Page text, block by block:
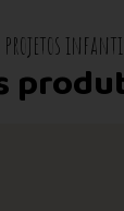
projetos